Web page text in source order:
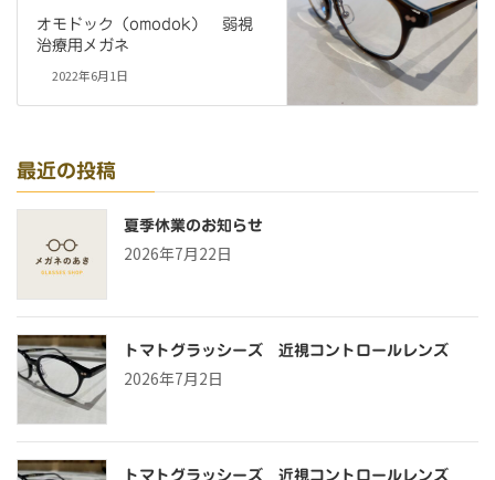
オモドック（omodok） 弱視
治療用メガネ
2022年6月1日
最近の投稿
夏季休業のお知らせ
2026年7月22日
トマトグラッシーズ 近視コントロールレンズ
2026年7月2日
トマトグラッシーズ 近視コントロールレンズ